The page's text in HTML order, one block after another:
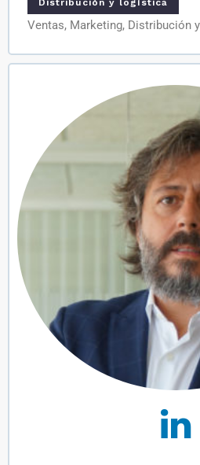
Distribución y logística
Ventas, Marketing, Distribución